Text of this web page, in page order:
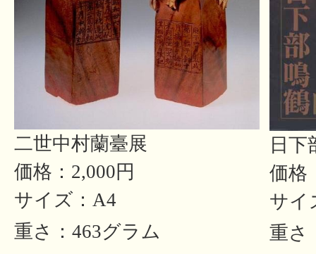
二世中村蘭臺展
価格：2,000円
サイズ：A4
重さ：463グラム
日下
価格
サイ
重さ